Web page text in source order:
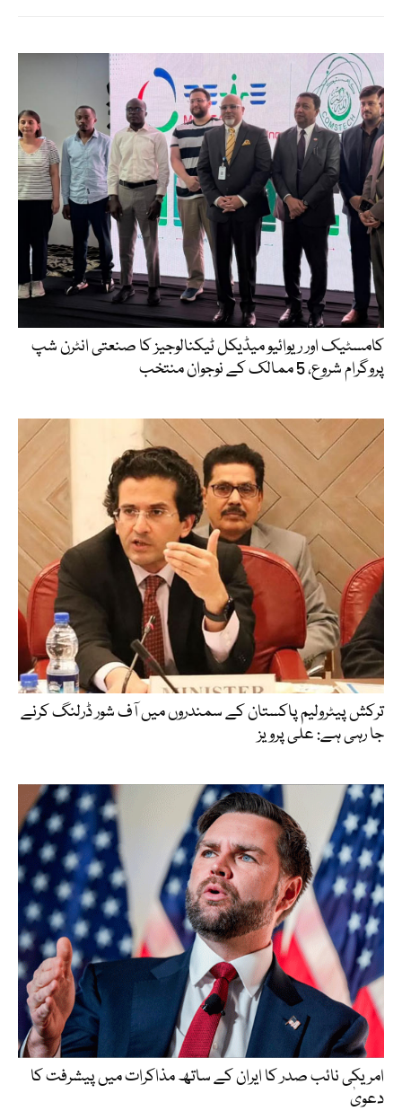
کامسٹیک اور ریوائیو میڈیکل ٹیکنالوجیز کا صنعتی انٹرن شپ
پروگرام شروع، 5 ممالک کے نوجوان منتخب
ترکش پیٹرولیم پاکستان کے سمندروں میں آف شور ڈرلنگ کرنے
جا رہی ہے: علی پرویز
امریکی نائب صدر کا ایران کے ساتھ مذاکرات میں پیشرفت کا
دعویٰ